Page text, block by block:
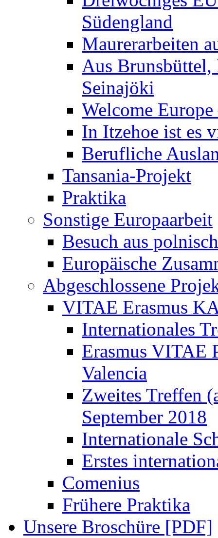
Südengland
Maurerarbeiten
Aus Brunsbüttel,
Seinajöki
Welcome
In Itzehoe ist es
Berufliche
Tansania-Projekt
Praktika
Sonstige Europaarbeit
Besuch aus
Europäische
Abgeschlossene
VITAE Erasmus
Internationales
Erasmus VITAE
Valencia
Zweites Treffen
September 2018
Internationale
Erstes
Comenius
Frühere Praktika
Unsere Broschüre [PDF]